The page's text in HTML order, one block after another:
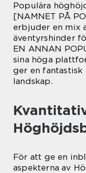
Populära
[NAMNET PÅ
erbjuder en mix
äventyrshinder
EN ANNAN
sina höga
ger en fantastisk
landskap.
För att ge en
aspekterna av